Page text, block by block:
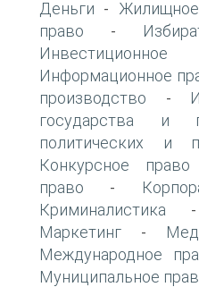
Деньги -
право -
Информационное
производство -
государства и
политических и
Конкурсное право
право -
Криминалистика
Маркетинг -
Международное
Муниципальное